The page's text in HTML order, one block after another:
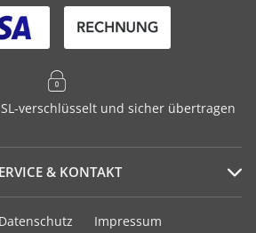
verschlüsselt und sicher übertragen
& KONTAKT
Serviceportal
Datenschutz Impressum